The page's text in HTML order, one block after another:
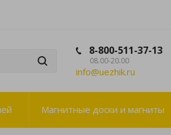
8-800-511-37-13
08.00-20.00
info@uezhik.ru
Магнитные доски и магниты